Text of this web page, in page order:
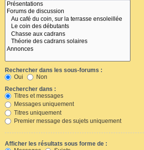
Rechercher dans les sous-forums :
Oui
Non
Rechercher dans :
Titres et messages
Messages uniquement
Titres uniquement
Premier message des sujets uniquement
Afficher les résultats sous forme de :